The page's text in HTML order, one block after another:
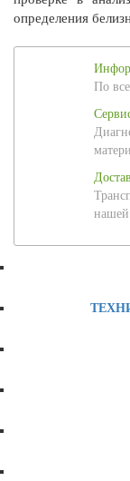
определения
По